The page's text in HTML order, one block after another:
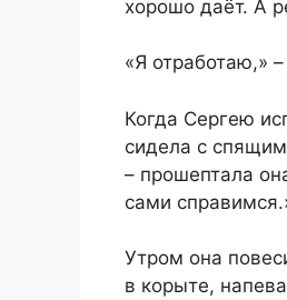
хорошо даёт. А
«Я отработаю,»
Когда Сергею
сидела с
– прошептала
сами
Утром она
в корыте,